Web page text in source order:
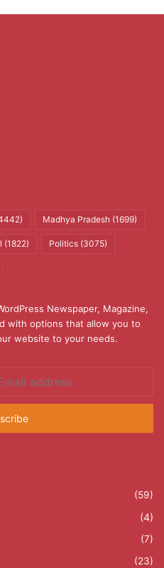
Madhya Pradesh (1699)
(1822) Politics (3075)
Newspaper, Magazine,
with options that allow you to
website to your needs.
(59)
(4)
(7)
(23)